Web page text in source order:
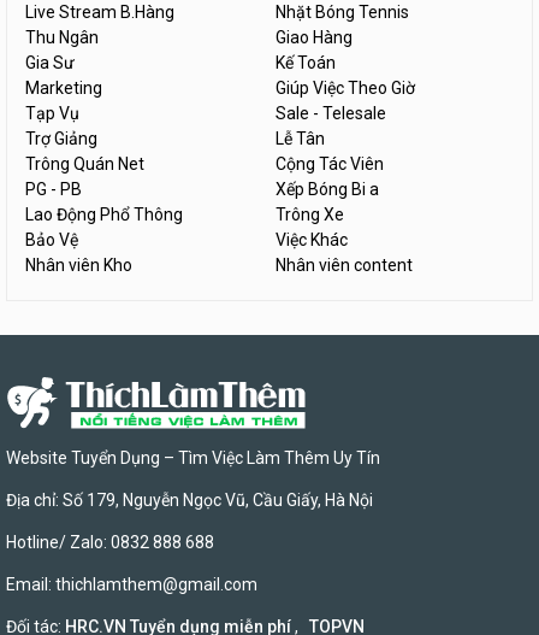
Live Stream B.Hàng
Nhặt Bóng Tennis
Thu Ngân
Giao Hàng
Gia Sư
Kế Toán
Marketing
Giúp Việc Theo Giờ
Tạp Vụ
Sale - Telesale
Trợ Giảng
Lễ Tân
Trông Quán Net
Cộng Tác Viên
PG - PB
Xếp Bóng Bi a
Lao Động Phổ Thông
Trông Xe
Bảo Vệ
Việc Khác
Nhân viên Kho
Nhân viên content
Website Tuyển Dụng – Tìm Việc Làm Thêm Uy Tín
Địa chỉ: Số 179, Nguyễn Ngọc Vũ, Cầu Giấy, Hà Nội
Hotline/ Zalo: 0832 888 688
Email: thichlamthem@gmail.com
Đối tác: HRC.VN Tuyển dụng miễn phí, TOPVN